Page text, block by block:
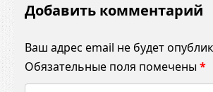
Добавить комментарий
Ваш адрес email не будет
Обязательные поля помечены *